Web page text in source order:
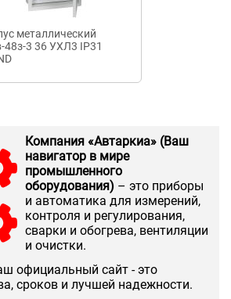
металлический
3 36 УХЛ3 IP31
Компания «Автаркиа» (Ваш
навигатор в мире
промышленного
оборудования) – это приборы
и автоматика для измерений,
контроля и регулирования,
сварки и обогрева, вентиляции
и очистки.
официальный сайт - это
сроков и лучшей надежности.